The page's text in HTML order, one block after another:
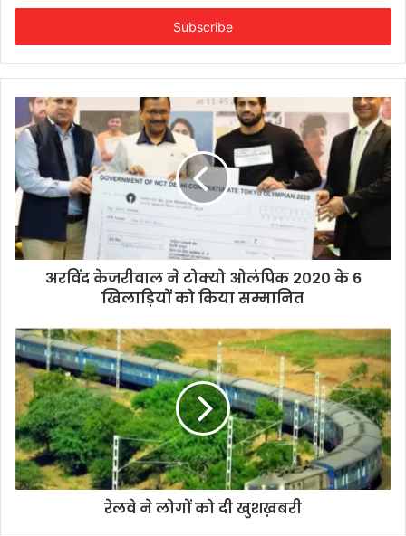
Email
अरविंद केजरीवाल ने टोक्यो ओलंपिक 2020 के 6
खिलाड़ियों को किया सम्मानित
रेलवे ने लोगों को दी खुशख़बरी